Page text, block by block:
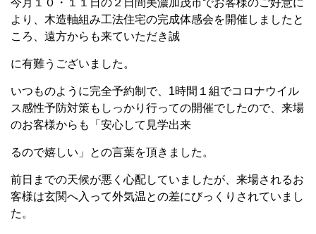
今月１０・１１日の２日間美濃加茂市でお客様のご好意に
より、木造軸組み工法住宅の完成体感会を開催しましたと
ころ、遠方からも来ていただき誠
に有難うございました。
いつものように完全予約制で、1時間１組でコロナウイル
ス感性予防対策もしっかり行っての開催でしたので、来場
のお客様からも「安心して見学出来
るので嬉しい」との言葉を頂きました。
前日までの天候が悪く心配していましたが、来場されるお
客様は玄関へ入って外気温との差にびっくりされていまし
た。